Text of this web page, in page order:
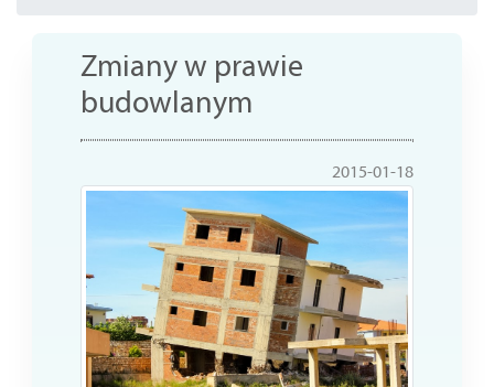
Zmiany w prawie
budowlanym
2015-01-18